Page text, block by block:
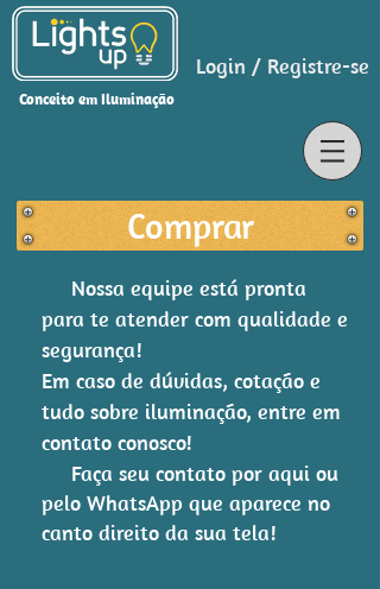
Conceito em Iluminação
Login / Registre-se
Comprar
Nossa equipe está pronta
para te atender com qualidade e
segurança!
Em caso de dúvidas, cotação e
tudo sobre iluminação, entre em
contato conosco!
Faça seu contato por aqui ou
pelo WhatsApp que aparece no
canto direito da sua tela!